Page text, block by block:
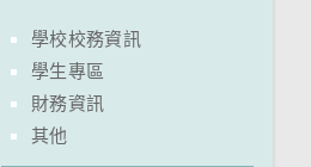
學校校務資訊
學生專區
財務資訊
其他